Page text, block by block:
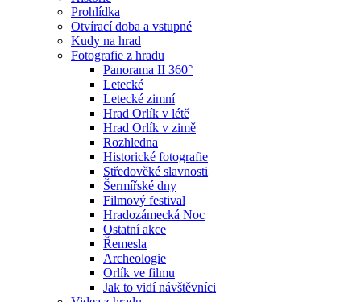
Prohlídka
Otvírací doba a vstupné
Kudy na hrad
Fotografie z hradu
Panorama II 360°
Letecké
Letecké zimní
Hrad Orlík v létě
Hrad Orlík v zimě
Rozhledna
Historické fotografie
Středověké slavnosti
Šermířské dny
Filmový festival
Hradozámecká Noc
Ostatní akce
Řemesla
Archeologie
Orlík ve filmu
Jak to vidí návštěvníci